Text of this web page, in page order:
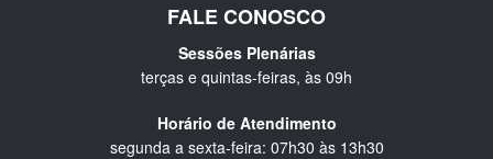
FALE CONOSCO
Sessões Plenárias
terças e quintas-feiras, às 09h
Horário de Atendimento
segunda a sexta-feira: 07h30 às 13h30